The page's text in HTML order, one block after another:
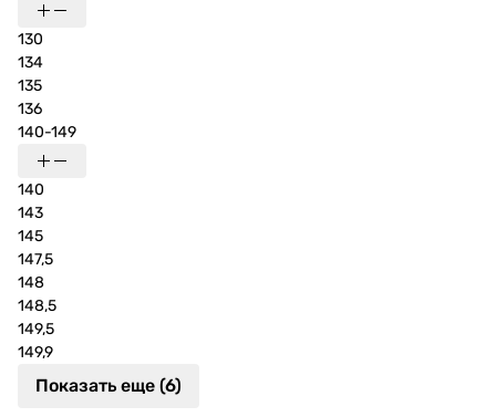
130
134
135
136
140-149
140
143
145
147,5
148
148,5
149,5
149,9
Показать еще (6)